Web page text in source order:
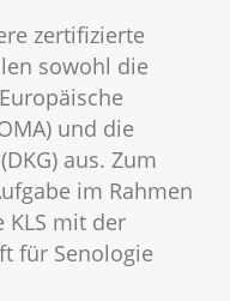
zertifizierte
sowohl die
und die
aus. Zum
im Rahmen
KLS mit der
für Senologie